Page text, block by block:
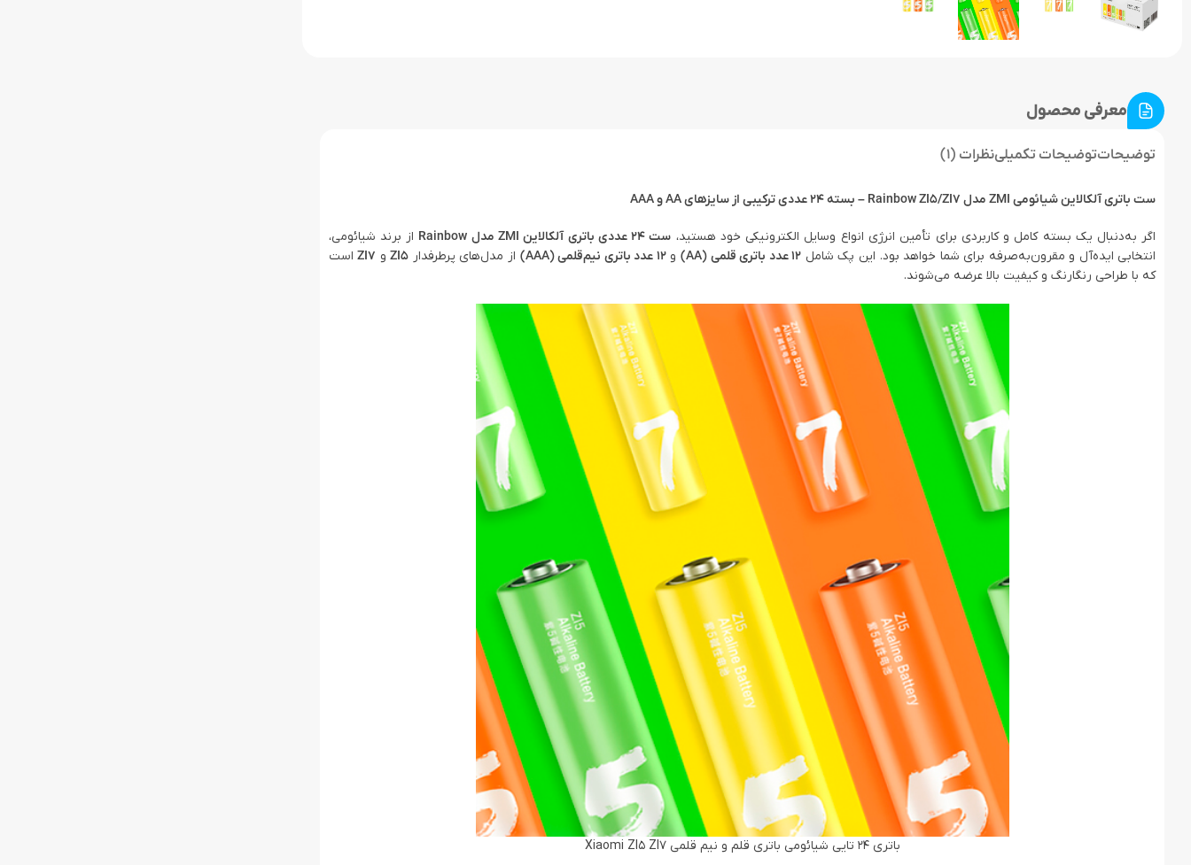
معرفی محصول
توضیحاتتوضیحات تکمیلینظرات (1)
ست باتری آلکالاین شیائومی ZMI مدل Rainbow ZI5/ZI7 – بسته ۲۴ عددی ترکیبی از سایزهای AA و AAA
اگر به‌دنبال یک بسته کامل و کاربردی برای تأمین انرژی انواع وسایل الکترونیکی خود هستید، ست ۲۴ عددی باتری آلکالاین ZMI مدل Rainbow
از برند شیائومی،
انتخابی ایده‌آل و مقرون‌به‌صرفه برای شما خواهد بود. این پک شامل ۱۲ عدد باتری قلمی (AA) و۱۲ عدد باتری نیم‌قلمی (AAA) از مدل‌های پرطرفدار ZI5و ZI7است
که با طراحی رنگارنگ و کیفیت بالا عرضه می‌شوند.
باتری 24 تایی شیائومی باتری قلم و نیم قلمی Xiaomi ZI5 ZI7